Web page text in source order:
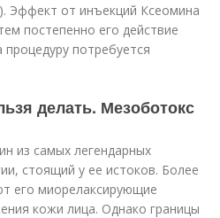
Эффект от инъекций Ксеомина
постепенно его действие
потребуется
делать. Мезоботокс
из самых легендарных
стоящий у ее истоков. Более
его миорелаксирующие
кожи лица. Однако границы